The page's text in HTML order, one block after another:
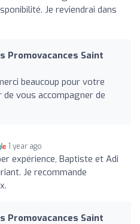
Je reviendrai dans
Promovacances Saint
beaucoup pour votre
vous accompagner de
1 year ago
expérience, Baptiste et Adi
Je recommande
Promovacances Saint